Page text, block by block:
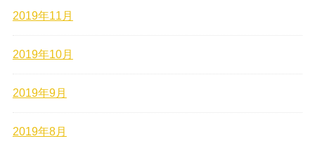
2019年11月
2019年10月
2019年9月
2019年8月